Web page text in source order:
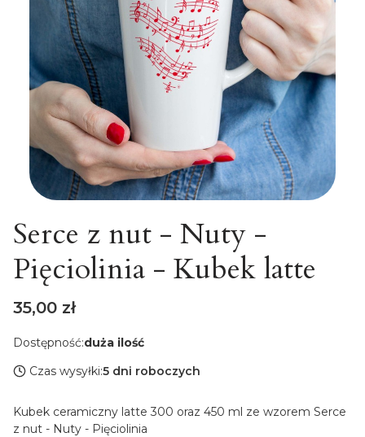
Serce z nut - Nuty -
Pięciolinia - Kubek latte
Cena
35,00 zł
Dostępność:duża ilość
Czas wysyłki:5 dni roboczych
Kubek ceramiczny latte 300 oraz 450 ml ze wzorem Serce
z nut - Nuty - Pięciolinia